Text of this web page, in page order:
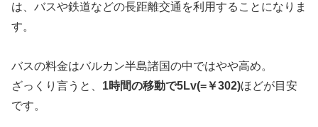
は、バスや鉄道などの長距離交通を利用することになりま
す。
バスの料金はバルカン半島諸国の中ではやや高め。
ざっくり言うと、 1時間の移動で5Lv(=￥302)ほどが目安
です。